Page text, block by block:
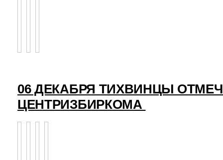
06 ДЕКАБРЯ ТИХВИНЦЫ
ЦЕНТРИЗБИРКОМА